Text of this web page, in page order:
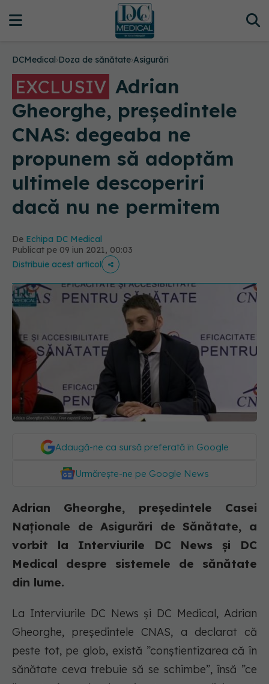
DCMedical›Doza de sănătate›Asigurări
EXCLUSIV Adrian
Gheorghe, președintele
CNAS: degeaba ne
propunem să adoptăm
ultimele descoperiri
dacă nu ne permitem
De Echipa DC Medical
Publicat pe 09 iun 2021, 00:03
Distribuie acest articol
Adaugă-ne ca sursă preferată în Google
Urmărește-ne pe Google News
Adrian Gheorghe, președintele Casei
Naționale de Asigurări de Sănătate, a
vorbit la Interviurile DC News și DC
Medical despre sistemele de sănătate
din lume.
La Interviurile DC News și DC Medical, Adrian
Gheorghe, președintele CNAS, a declarat că
peste tot, pe glob, există ”conștientizarea că în
sănătate ceva trebuie să se schimbe”, însă ”ce